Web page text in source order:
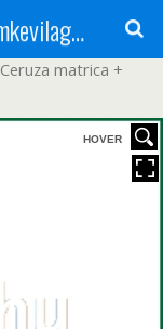
Címkében a legnagyobb - cimkevilag.hu
matrica +
HOVER